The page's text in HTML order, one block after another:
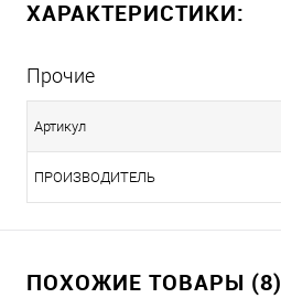
ХАРАКТЕРИСТИКИ:
Прочие
Артикул
ПРОИЗВОДИТЕЛЬ
ПОХОЖИЕ ТОВАРЫ (8)